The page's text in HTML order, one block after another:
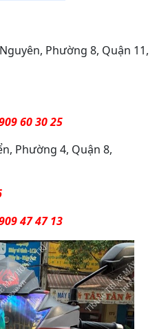
Phường 8, Quận 11,
60 30 25
Phường 4, Quận 8,
47 47 13